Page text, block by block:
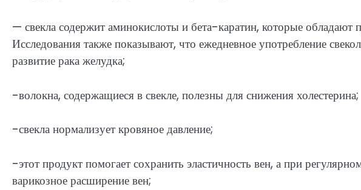
— свекла содержит аминокислоты и бета-каратин, которые обладают
Исследования также показывают, что ежедневное употребление
развитие рака желудка;
-волокна, содержащиеся в свекле, полезны для снижения холестерина;
-свекла нормализует кровяное давление;
-этот продукт помогает сохранить эластичность вен, а при
варикозное расширение вен;